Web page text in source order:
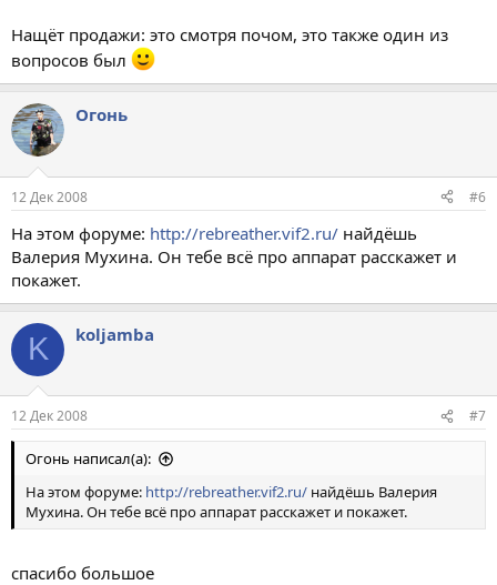
Нащёт продажи: это смотря почом, это также один из
вопросов был
Огонь
12 Дек 2008 #6
На этом форуме: http://rebreather.vif2.ru/ найдёшь
Валерия Мухина. Он тебе всё про аппарат расскажет и
покажет.
K koljamba
12 Дек 2008 #7
Огонь написал(а):
На этом форуме: http://rebreather.vif2.ru/ найдёшь Валерия
Мухина. Он тебе всё про аппарат расскажет и покажет.
спасибо большое